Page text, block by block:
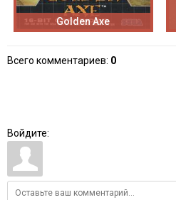
Golden Axe
Всего комментариев: 0
Войдите: